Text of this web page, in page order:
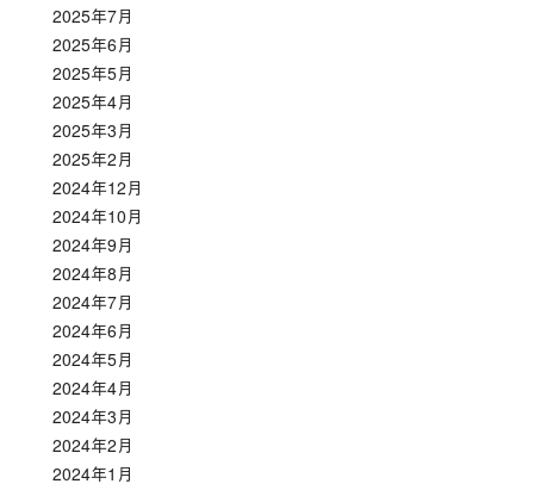
2025年7月
2025年6月
2025年5月
2025年4月
2025年3月
2025年2月
2024年12月
2024年10月
2024年9月
2024年8月
2024年7月
2024年6月
2024年5月
2024年4月
2024年3月
2024年2月
2024年1月